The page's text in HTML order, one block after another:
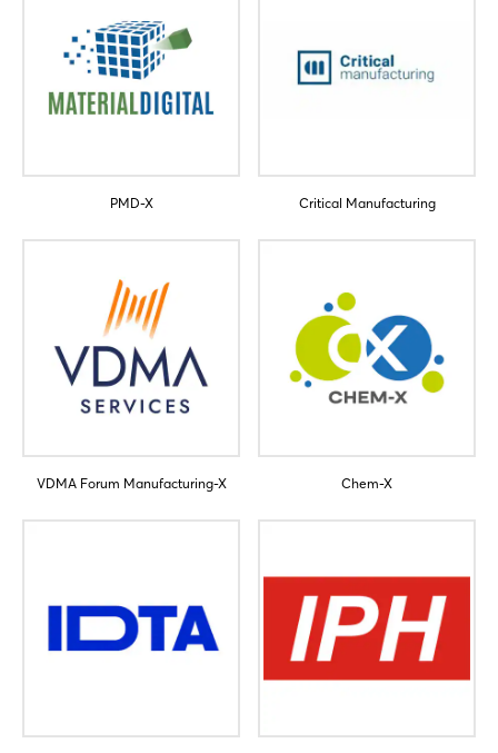
PMD-X Critical Manufacturing
VDMA Forum Manufacturing-X Chem-X
Login
Passwort vergessen?
Jetzt registrieren